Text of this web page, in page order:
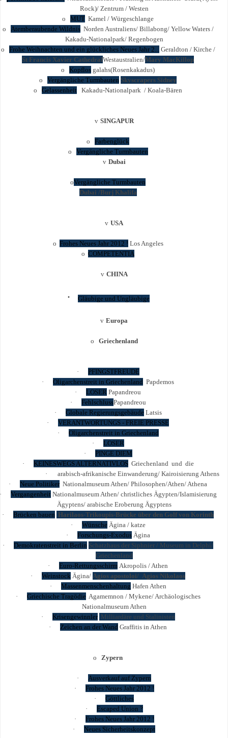
Rock)/ Zentrum / Westen
o MUT Kamel / Würgeschlange
o Atemberaubende WildnisNorden Australiens/ Billabong/ Yellow Waters /
Kakadu-Nationalpark/ Regenbogen
o Frohe Weihnachten und ein glückliches Neues Jahr 2...
Geraldton / Kirche /
St Francis Xavier CathedralWestaustralien/Mary MacKillop
o Kopflos galahs(Rosenkakadus)
o Vergängliche Turmbauten Skyscrapers Sidney
o Gelassenheit Kakadu-Nationalpark / Koala-Bären
v SINGAPUR
o Farbenglück
o Vergängliche Turmbauten
v Dubai
oVergängliche Turmbauten
Dubai /Burj Khalifa
v USA
o Frohes Neues Jahr 2012 ! Los Angeles
o COMPETENTIA
v CHINA
· Gläubige und Ungläubige
v Europa
o Griechenland
·
PFINGSTFREUDE
·
Oligarchenstreit in Griechenland Papdemos
·
LOSER Papandreou
·
FehlschlussPapandreou
·
Globale Regierungsgebäude Latsis
·
VERANTWORTUNGS - FREIE PRESSE
·
Oligarchenstreit in Griechenland
·
LOSER
·
PINGE DIEM
·
KEINESWEGS ALTERNATIVLOSGriechenland und die
·
arabisch-afrikanische Einwanderung/ Kairoisierung Athens
·
Neue PolitikerNationalmuseum Athen/ Philosophen/Athen/ Athena
Vergangenheit Nationalmuseum Athen/ christliches Ägypten/Islamisierung
Ägyptens/ arabische Eroberung Ägyptens
·
Brücken bauen Harilaos-Trikoupis-Brücke über den Golf von Korinth
·
Wünsche Ägina / katze
·
Forschungs-ExodusÄgina
·
Demokratenstreit in Berlin Schatzhaus der Siphnier / Museum in Delphi/
Griechenland
·
Euro-Rettungsschirm Akropolis / Athen
·
Weinstock Ägina/ Agios apostoloi/ Agios Nikolaos
·
Massenmenschenhaltung Hafen Athen
·
Griechische Tragödie Agamemnon / Mykene/ Archäologisches
Nationalmuseum Athen
·
Krisengewinnler Milliardäre und Stalinisten
·
Zeichen an der Wand Graffitis in Athen
o Zypern
·
Ausverkauf auf Zypern
·
Frohes Neues Jahr 2012 !
·
Göttliches
·
Escaped Union ?
·
Frohes Neues Jahr 2012 !
·
Neues Sicherheitskonzept